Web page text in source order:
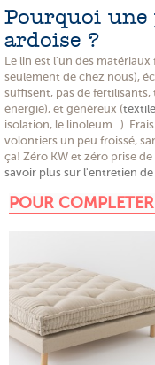
Pourquoi
ardoise ?
Le lin est l'un des
seulement de chez nous),
suffisent, pas de
énergie), et généreux (
isolation, le linoleum...).
volontiers un peu froissé,
ça! Zéro KW et zéro prise
savoir plus sur l'entretien de
POUR COMPLETER